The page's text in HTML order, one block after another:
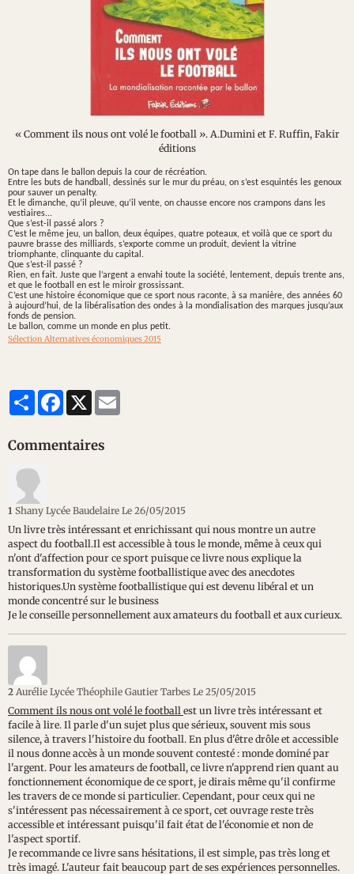
« Comment ils nous ont volé le football ». A.Dumini et F. Ruffin, Fakir
éditions
On tape dans le ballon depuis la cour de récréation.
Entre les buts de handball, dessinés sur le mur du préau, on s’est esquintés les genoux
pour sauver un penalty.
Et le dimanche, qu’il pleuve, qu’il vente, on chausse encore nos crampons dans les
vestiaires...
Que s’est-il passé alors ?
C’est le même jeu, un ballon, deux équipes, quatre poteaux, et voilà que ce sport du
pauvre brasse des milliards, s’exporte comme un produit, devient la vitrine
triomphante, clinquante du capital.
Que s’est-il passé ?
Rien, en fait. Juste que l’argent a envahi toute la société, lentement, depuis trente ans,
et que le football en est le miroir grossissant.
C’est une histoire économique que ce sport nous raconte, à sa manière, des années 60
à aujourd’hui, de la libéralisation des ondes à la mondialisation des marques jusqu’aux
fonds de pension.
Le ballon, comme un monde en plus petit.
Sélection Alternatives économiques 2015
PartagerFacebook
X
Commentaires
1 Shany Lycée Baudelaire Le 26/05/2015
Un livre très intéressant et enrichissant qui nous montre un autre
aspect du football.Il est accessible à tous le monde, même à ceux qui
n'ont d'affection pour ce sport puisque ce livre nous explique la
transformation du système footballistique avec des anecdotes
historiques.Un système footballistique qui est devenu libéral et un
monde concentré sur le business
Je le conseille personnellement aux amateurs du football et aux curieux.
2 Aurélie Lycée Théophile Gautier Tarbes Le 25/05/2015
Comment ils nous ont volé le football est un livre très intéressant et
facile à lire. Il parle d'un sujet plus que sérieux, souvent mis sous
silence, à travers l'histoire du football. En plus d'être drôle et accessible
il nous donne accès à un monde souvent contesté : monde dominé par
l'argent. Pour les amateurs de football, ce livre n'apprend rien quant au
fonctionnement économique de ce sport, je dirais même qu'il confirme
les travers de ce monde si particulier. Cependant, pour ceux qui ne
s'intéressent pas nécessairement à ce sport, cet ouvrage reste très
accessible et intéressant puisqu'il fait état de l'économie et non de
l'aspect sportif.
Je recommande ce livre sans hésitations, il est simple, pas très long et
très imagé. L'auteur fait beaucoup part de ses expériences personnelles.